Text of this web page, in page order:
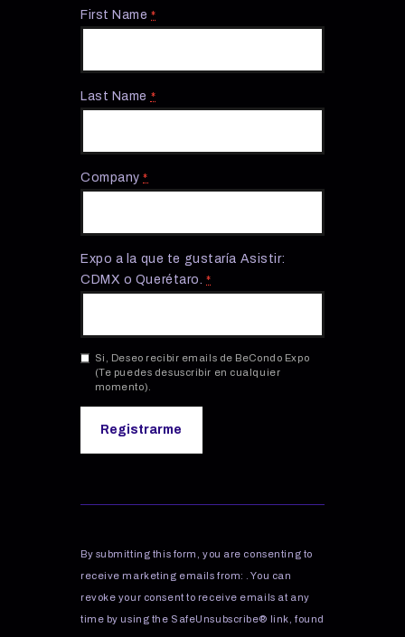
First Name*
Last Name *
Company*
Expo a la que te gustaría Asistir:
CDMX o Querétaro.*
Si, Deseo recibir emails de BeCondo Expo
(Te puedes desuscribir en cualquier
momento).
t
a
n
t
By submitting this form, you are consenting to
receive marketing emails from: . You can
revoke your consent to receive emails at any
time by using the SafeUnsubscribe® link, found